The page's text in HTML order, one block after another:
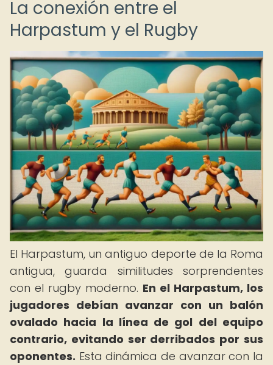
La conexión entre el
Harpastum y el Rugby
El Harpastum, un antiguo deporte de la Roma
antigua, guarda similitudes sorprendentes
con el rugby moderno. En el Harpastum, los
jugadores debían avanzar con un balón
ovalado hacia la línea de gol del equipo
contrario, evitando ser derribados por sus
oponentes. Esta dinámica de avanzar con la